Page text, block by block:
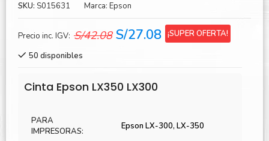
SKU: S015631 Marca: Epson
Precio inc. IGV: S/42.08 El
era:
S/42.08.
S/27.08El¡SUPER OFERTA!
50 disponibles
Cinta Epson LX350 LX300
PARA
IMPRESORAS:
Epson LX-300, LX-350